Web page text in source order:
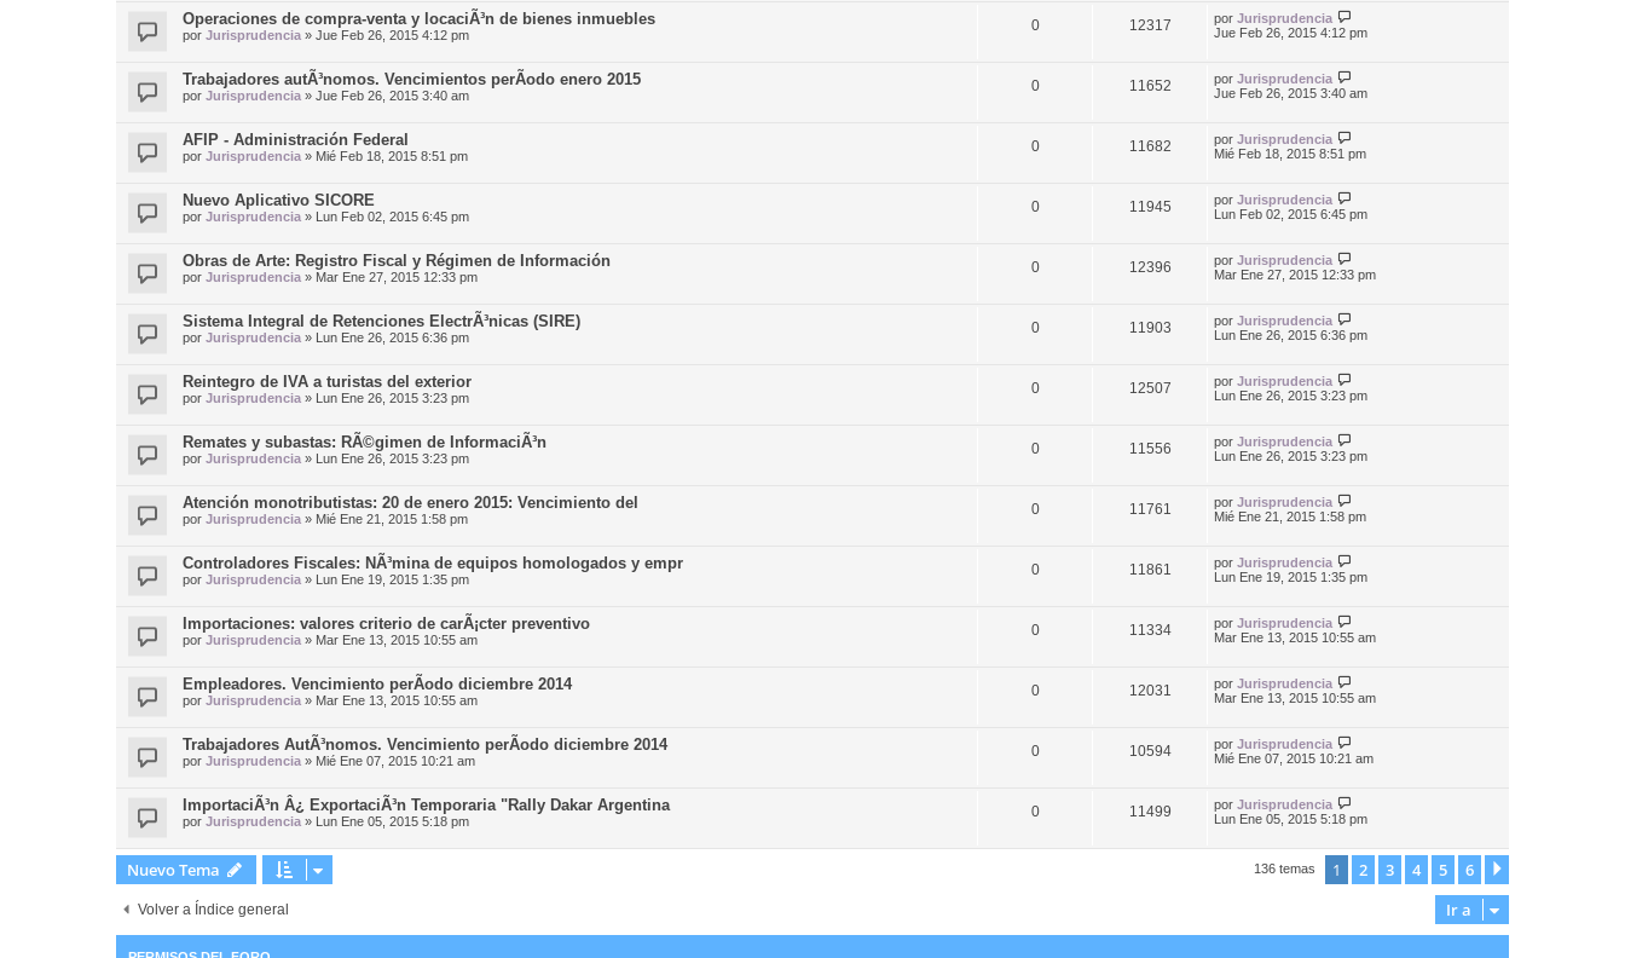
Operaciones de compra-venta y locaciÃ³n de bienes inmuebles
por Jurisprudencia » Jue Feb 26, 2015 4:12 pm
0 12317 por Jurisprudencia
Jue Feb 26, 2015 4:12 pm
Trabajadores autÃ³nomos. Vencimientos perÃ­odo enero 2015
por Jurisprudencia » Jue Feb 26, 2015 3:40 am
0 11652 por Jurisprudencia
Jue Feb 26, 2015 3:40 am
AFIP - Administración Federal
por Jurisprudencia » Mié Feb 18, 2015 8:51 pm
0 11682 por Jurisprudencia
Mié Feb 18, 2015 8:51 pm
Nuevo Aplicativo SICORE
por Jurisprudencia » Lun Feb 02, 2015 6:45 pm
0 11945 por Jurisprudencia
Lun Feb 02, 2015 6:45 pm
Obras de Arte: Registro Fiscal y Régimen de Información
por Jurisprudencia » Mar Ene 27, 2015 12:33 pm
0 12396 por Jurisprudencia
Mar Ene 27, 2015 12:33 pm
Sistema Integral de Retenciones ElectrÃ³nicas (SIRE)
por Jurisprudencia » Lun Ene 26, 2015 6:36 pm
0 11903 por Jurisprudencia
Lun Ene 26, 2015 6:36 pm
Reintegro de IVA a turistas del exterior
por Jurisprudencia » Lun Ene 26, 2015 3:23 pm
0 12507 por Jurisprudencia
Lun Ene 26, 2015 3:23 pm
Remates y subastas: RÃ©gimen de InformaciÃ³n
por Jurisprudencia » Lun Ene 26, 2015 3:23 pm
0 11556 por Jurisprudencia
Lun Ene 26, 2015 3:23 pm
Atención monotributistas: 20 de enero 2015: Vencimiento del
por Jurisprudencia » Mié Ene 21, 2015 1:58 pm
0 11761 por Jurisprudencia
Mié Ene 21, 2015 1:58 pm
Controladores Fiscales: NÃ³mina de equipos homologados y empr
por Jurisprudencia » Lun Ene 19, 2015 1:35 pm
0 11861 por Jurisprudencia
Lun Ene 19, 2015 1:35 pm
Importaciones: valores criterio de carÃ¡cter preventivo
por Jurisprudencia » Mar Ene 13, 2015 10:55 am
0 11334 por Jurisprudencia
Mar Ene 13, 2015 10:55 am
Empleadores. Vencimiento perÃ­odo diciembre 2014
por Jurisprudencia » Mar Ene 13, 2015 10:55 am
0 12031 por Jurisprudencia
Mar Ene 13, 2015 10:55 am
Trabajadores AutÃ³nomos. Vencimiento perÃ­odo diciembre 2014
por Jurisprudencia » Mié Ene 07, 2015 10:21 am
0 10594 por Jurisprudencia
Mié Ene 07, 2015 10:21 am
ImportaciÃ³n Â¿ ExportaciÃ³n Temporaria "Rally Dakar Argentina
por Jurisprudencia » Lun Ene 05, 2015 5:18 pm
0 11499 por Jurisprudencia
Lun Ene 05, 2015 5:18 pm
Nuevo Tema 136 temas 1 2 3 4 5 6
Volver a Índice general Ir a